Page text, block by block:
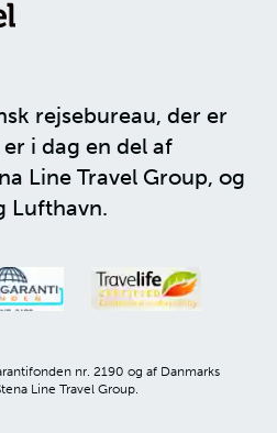
rejsebureau, der er
i dag en del af
Line Travel Group, og
Lufthavn.
nr. 2190 og af Danmarks
Line Travel Group.